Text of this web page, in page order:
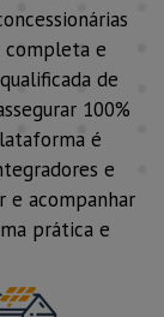
completa e
de
100%
é
e
e acompanhar
prática e